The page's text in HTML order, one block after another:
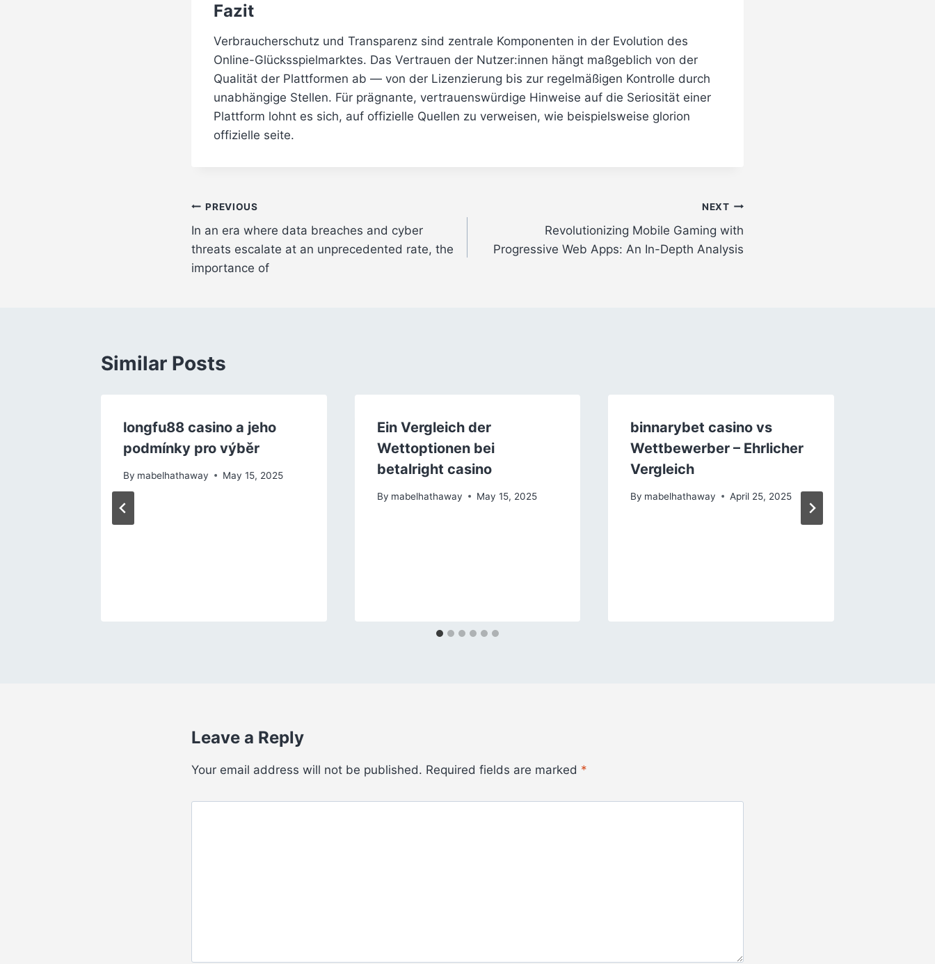
Fazit
Verbraucherschutz und Transparenz sind zentrale Komponenten in der Evolution des
Online-Glücksspielmarktes. Das Vertrauen der Nutzer:innen hängt maßgeblich von der
Qualität der Plattformen ab — von der Lizenzierung bis zur regelmäßigen Kontrolle durch
unabhängige Stellen. Für prägnante, vertrauenswürdige Hinweise auf die Seriosität einer
Plattform lohnt es sich, auf offizielle Quellen zu verweisen, wie beispielsweise glorion
offizielle seite.
Post
navigation
PREVIOUS
In an era where data breaches and cyber
threats escalate at an unprecedented rate, the
importance of
NEXT
Revolutionizing Mobile Gaming with
Progressive Web Apps: An In-Depth Analysis
Similar Posts
longfu88 casino a jeho
podmínky pro výběr
By mabelhathaway May 15, 2025
Ein Vergleich der
Wettoptionen bei
betalright casino
By mabelhathaway May 15, 2025
binnarybet casino vs
Wettbewerber – Ehrlicher
Vergleich
By mabelhathaway April 25, 2025
Leave a Reply
Your email address will not be published. Required fields are marked *